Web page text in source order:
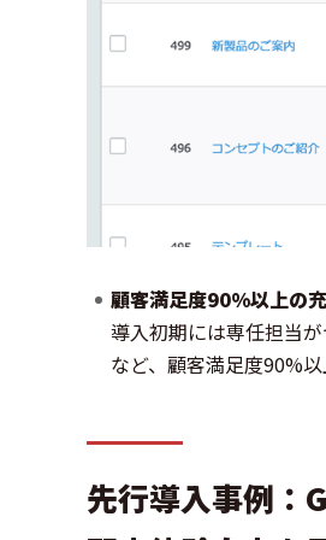
顧客満足度90%以上の
導入初期には専任担当
など、顧客満足度90%
先行導入事例：